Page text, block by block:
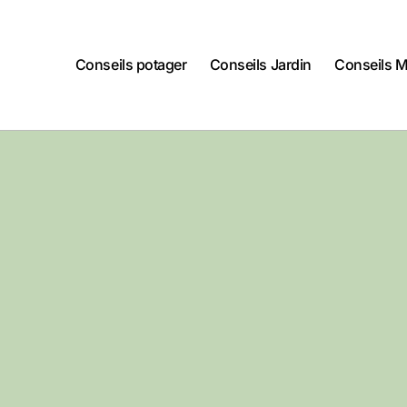
Conseils potager
Conseils Jardin Conseils